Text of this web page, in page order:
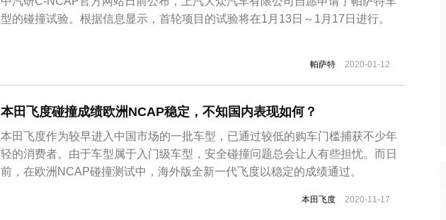
型的碰撞试验。根据信息显示，首轮项目的试验将在1月13日～1月17日进行。
帕萨特 2020-01-12
本田飞度碰撞成绩欧洲NCAP稳定，不知国内表现如何？
本田飞度作为较早进入中国市场的一批车型，已通过较低的购车门槛捕获不少年
轻的消费者。由于车型属于入门级车型，安全碰撞问题总会让人有些担忧。而日
前，在欧洲NCAP碰撞测试中，海外版全新一代飞度以稳定的成绩通过。
本田飞度 2020-11-17